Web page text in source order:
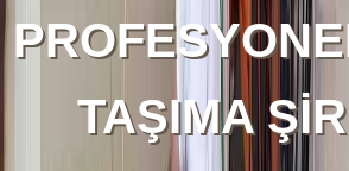
TAŞIMA